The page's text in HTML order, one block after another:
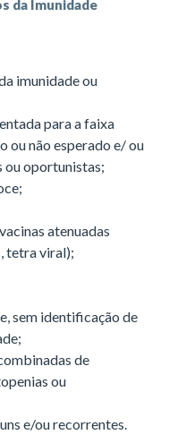
da Imunidade
imunidade ou
para a faixa
ou não esperado e/ ou
ou oportunistas;
atenuadas
tetra viral);
sem identificação de
de
ou
e/ou recorrentes.